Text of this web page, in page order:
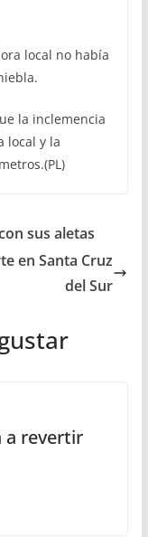
local no había
la inclemencia
local y la
sus aletas
en Santa Cruz
del Sur
a revertir